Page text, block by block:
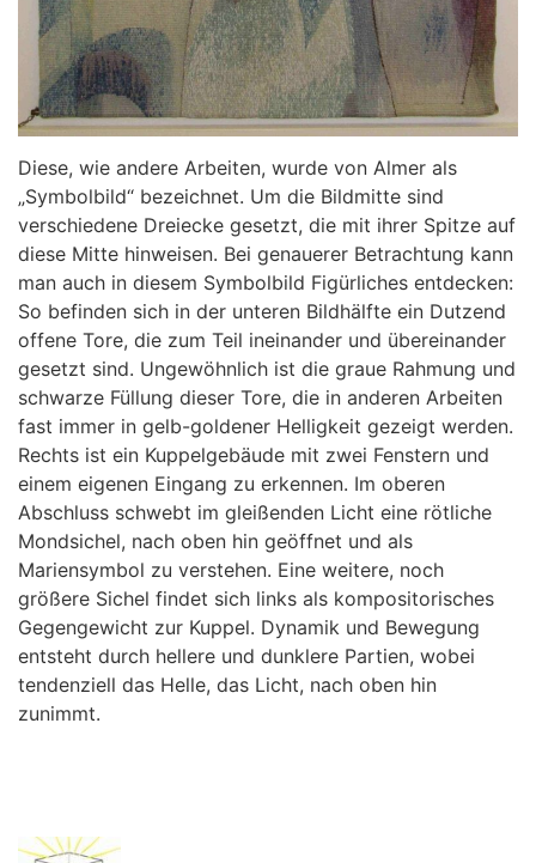
Diese, wie andere Arbeiten, wurde von Almer als
„Symbolbild“ bezeichnet. Um die Bildmitte sind
verschiedene Dreiecke gesetzt, die mit ihrer Spitze auf
diese Mitte hinweisen. Bei genauerer Betrachtung kann
man auch in diesem Symbolbild Figürliches entdecken:
So befinden sich in der unteren Bildhälfte ein Dutzend
offene Tore, die zum Teil ineinander und übereinander
gesetzt sind. Ungewöhnlich ist die graue Rahmung und
schwarze Füllung dieser Tore, die in anderen Arbeiten
fast immer in gelb-goldener Helligkeit gezeigt werden.
Rechts ist ein Kuppelgebäude mit zwei Fenstern und
einem eigenen Eingang zu erkennen. Im oberen
Abschluss schwebt im gleißenden Licht eine rötliche
Mondsichel, nach oben hin geöffnet und als
Mariensymbol zu verstehen. Eine weitere, noch
größere Sichel findet sich links als kompositorisches
Gegengewicht zur Kuppel. Dynamik und Bewegung
entsteht durch hellere und dunklere Partien, wobei
tendenziell das Helle, das Licht, nach oben hin
zunimmt.